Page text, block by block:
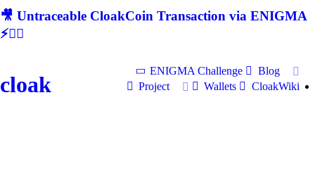
🎥 Untraceable CloakCoin Transaction via ENIGMA
⚡🕵‍♂
cloak
ENIGMA Challenge
Blog
Project
Wallets CloakWiki